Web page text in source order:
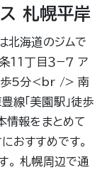
札幌平岸
北海道のジムで
１１丁目３−７ ア
徒歩5分<br /> 南
「美園駅」徒歩
情報をまとめて
おすすめです。
。 札幌周辺で通